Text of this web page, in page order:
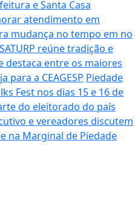
e Santa Casa
atendimento em
mudança no tempo em no
reúne tradição e
destaca entre os maiores
a CEAGESP Piedade
Fest nos dias 15 e 16 de
do eleitorado do país
e vereadores discutem
na Marginal de Piedade